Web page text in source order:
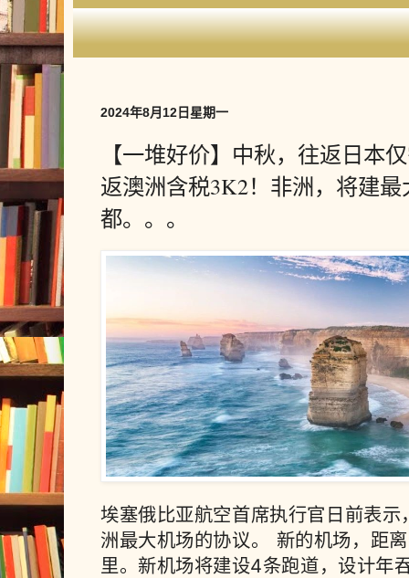
2024年8月12日星期一
【一堆好价】中秋，往返日本
返澳洲含税3K2！非洲，将建
都。。。
埃塞俄比亚航空首席执行官日前表
洲最大机场的协议。 新的机场，距
里。新机场将建设4条跑道，设计年